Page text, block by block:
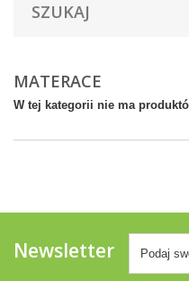
SZUKAJ
MATERACE
W tej kategorii nie ma
Newsletter